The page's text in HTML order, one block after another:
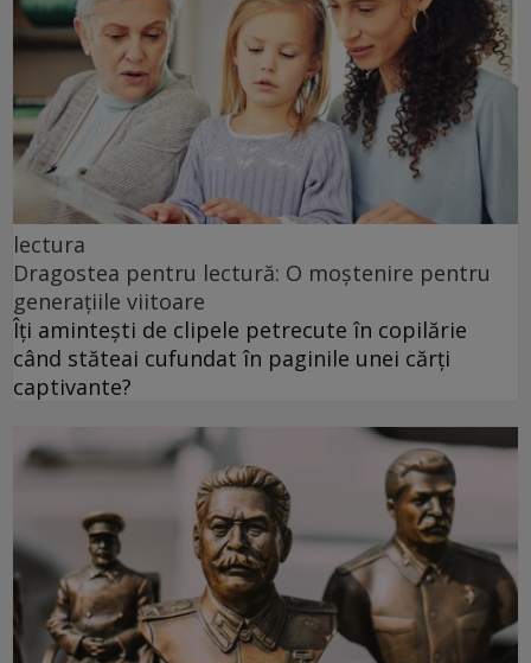
lectura
Dragostea pentru lectură: O moștenire pentru
generațiile viitoare
Îți amintești de clipele petrecute în copilărie
când stăteai cufundat în paginile unei cărți
captivante?